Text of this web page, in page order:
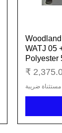
WATJ 05
Polyester
البيع
مستثناة ضريبة